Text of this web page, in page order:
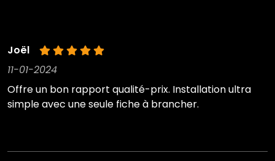
Joël
11-01-2024
Offre un bon rapport qualité-prix. Installation ultra
simple avec une seule fiche à brancher.